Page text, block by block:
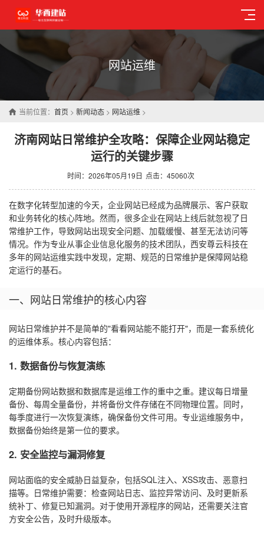
网站运维
当前位置： 首页 > 新闻动态 > 网站运维 >
济南网站日常维护全攻略：保障企业网站稳定
运行的关键步骤
时间：2026年05月19日 点击：45060次
在数字化转型加速的今天，企业网站已经成为品牌展示、客户获取
和业务转化的核心阵地。然而，很多企业在网站上线后就忽视了日
常维护工作，导致网站出现安全问题、加载缓慢、甚至无法访问等
情况。作为专业从事企业信息化服务的技术团队，西安尊云科技在
多年的网站运维实践中发现，定期、规范的日常维护是保障网站稳
定运行的基石。
一、网站日常维护的核心内容
网站日常维护并不是简单的"看看网站能不能打开"，而是一套系统化
的运维体系。核心内容包括：
1. 数据备份与恢复演练
定期备份网站数据和数据库是运维工作的重中之重。建议每日增量
备份、每周全量备份，并将备份文件存储在不同物理位置。同时，
每季度进行一次恢复演练，确保备份文件可用。专业运维服务中，
数据备份始终是第一位的要求。
2. 安全监控与漏洞修复
网站面临的安全威胁日益复杂，包括SQL注入、XSS攻击、恶意扫
描等。日常维护需要：检查网站日志、监控异常访问、及时更新系
统补丁、修复已知漏洞。对于使用开源程序的网站，还需要关注官
方安全公告，及时升级版本。